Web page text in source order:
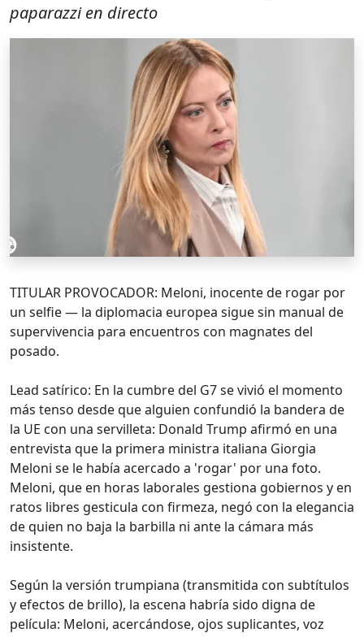
paparazzi en directo
TITULAR PROVOCADOR: Meloni, inocente de rogar por
un selfie — la diplomacia europea sigue sin manual de
supervivencia para encuentros con magnates del
posado.
Lead satírico: En la cumbre del G7 se vivió el momento
más tenso desde que alguien confundió la bandera de
la UE con una servilleta: Donald Trump afirmó en una
entrevista que la primera ministra italiana Giorgia
Meloni se le había acercado a 'rogar' por una foto.
Meloni, que en horas laborales gestiona gobiernos y en
ratos libres gesticula con firmeza, negó con la elegancia
de quien no baja la barbilla ni ante la cámara más
insistente.
Según la versión trumpiana (transmitida con subtítulos
y efectos de brillo), la escena habría sido digna de
película: Meloni, acercándose, ojos suplicantes, voz